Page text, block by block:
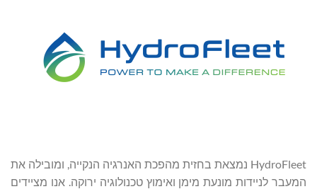
HydroFleet נמצאת בחזית מהפכת האנרגיה הנקייה, ומובילה את
המעבר לניידות מונעת מימן ואימוץ טכנולוגיה ירוקה. אנו מציידים